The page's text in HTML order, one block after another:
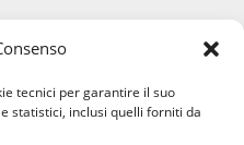
tecnici per garantire il suo
statistici, inclusi quelli forniti da